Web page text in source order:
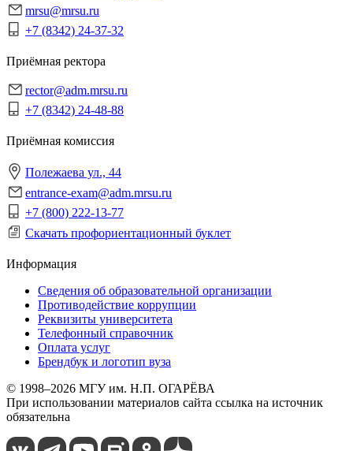
mrsu@mrsu.ru
+7 (8342) 24-37-32
Приёмная ректора
rector@adm.mrsu.ru
+7 (8342) 24-48-88
Приёмная комиссия
Полежаева ул., 44
entrance-exam@adm.mrsu.ru
+7 (800) 222-13-77
Скачать профориентационный буклет
Информация
Сведения об образовательной организации
Противодействие коррупции
Реквизиты университета
Телефонный справочник
Оплата услуг
Брендбук и логотип вуза
© 1998–2026 МГУ им. Н.П. ОГАРЁВА
При использовании материалов сайта ссылка на источник
обязательна